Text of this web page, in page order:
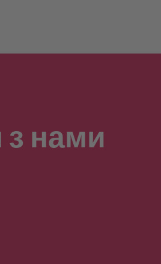
нами